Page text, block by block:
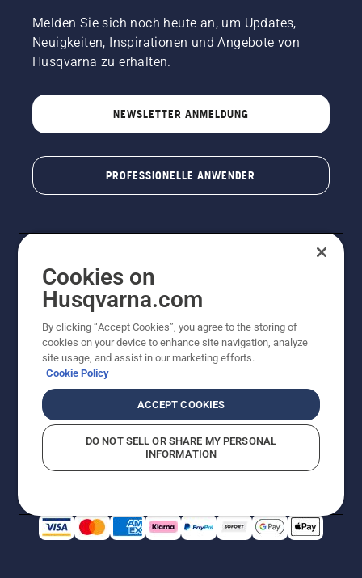
Melden Sie sich noch heute an, um Updates,
Neuigkeiten, Inspirationen und Angebote von
Husqvarna zu erhalten.
NEWSLETTER ANMELDUNG
PROFESSIONELLE ANWENDER
© Husqvarna AB (publ). Alle Rechte vorbehalten. Bei
den Preisangaben handelt es sich um unverbindliche
Preisempfehlungen in Euro inkl. der gesetzlichen
Preisempfehlungen (inkl. MwSt), es sei denn sie sind für
den direkten Kauf verfügbar.
Cookie-RichtlinieNutzungsbedingungen Datenschutzerklärung
Vermutete Verstöße melden
Cookies on
Husqvarna.com
By clicking “Accept Cookies”, you agree to the storing of
cookies on your device to enhance site navigation, analyze
site usage, and assist in our marketing efforts.
Cookie Policy
ACCEPT COOKIES
DO NOT SELL OR SHARE MY PERSONAL
INFORMATION